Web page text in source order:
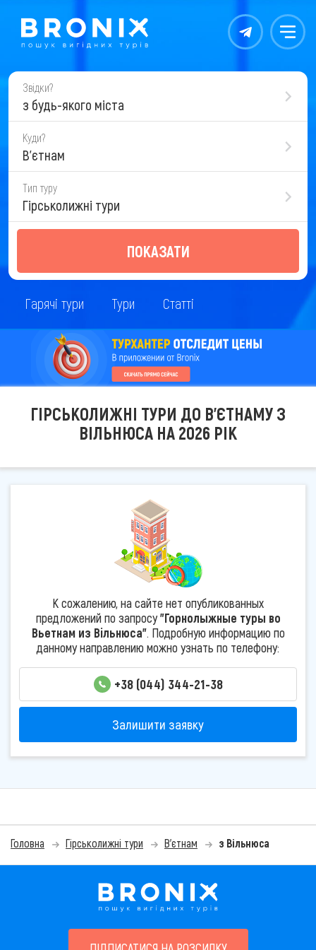
Контакты Меню
Звідки?
з будь-якого міста
Куди?
В'єтнам
Тип туру
Гірськолижні тури
ПОКАЗАТИ
Гарячі тури Тури Статті
ГІРСЬКОЛИЖНІ ТУРИ ДО В'ЄТНАМУ З
ВІЛЬНЮСА НА 2026 РІК
К сожалению, на сайте нет опубликованных
предложений по запросу"Горнолыжные туры во
Вьетнам из Вільнюса". Подробную информацию по
данному направлению можно узнать по телефону:
+38 (044) 344-21-38
Залишити заявку
Головна Гірськолижні тури В'єтнам з Вільнюса